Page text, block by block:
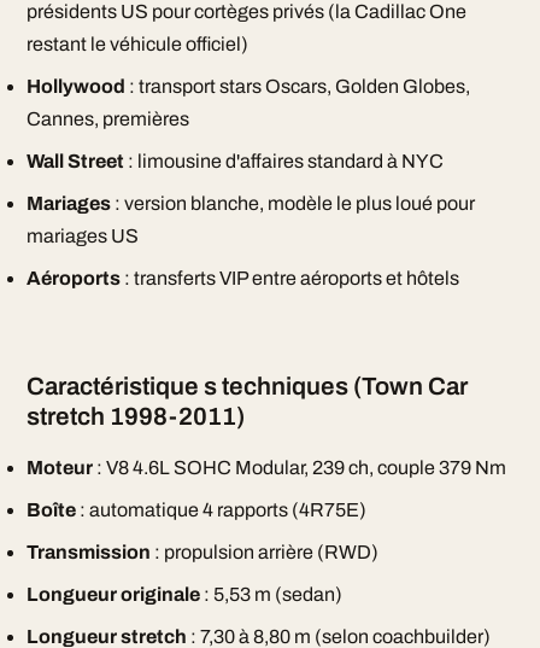
présidents US pour cortèges privés (la Cadillac One
restant le véhicule officiel)
Hollywood : transport stars Oscars, Golden Globes,
Cannes, premières
Wall Street : limousine d'affaires standard à NYC
Mariages: version blanche, modèle le plus loué pour
mariages US
Aéroports: transferts VIP entre aéroports et hôtels
Caractéristique s techniques (Town Car
stretch 1998-2011)
Moteur: V8 4.6L SOHC Modular, 239 ch, couple 379 Nm
Boîte: automatique 4 rapports (4R75E)
Transmission : propulsion arrière (RWD)
Longueur originale: 5,53 m (sedan)
Longueur stretch : 7,30 à 8,80 m (selon coachbuilder)